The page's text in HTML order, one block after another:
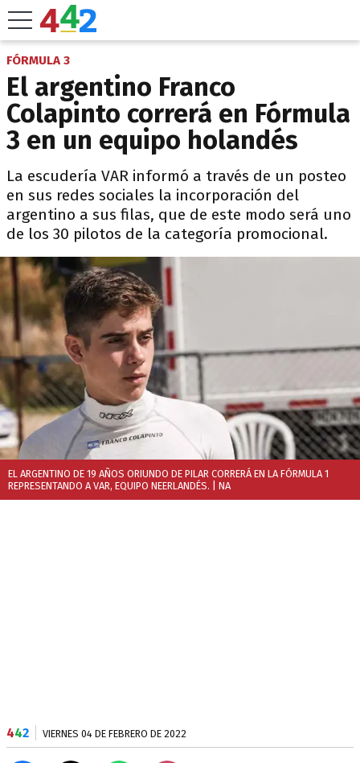
FÓRMULA 3
El argentino Franco
Colapinto correrá en Fórmula
3 en un equipo holandés
La escudería VAR informó a través de un posteo
en sus redes sociales la incorporación del
argentino a sus filas, que de este modo será uno
de los 30 pilotos de la categoría promocional.
EL ARGENTINO DE 19 AÑOS ORIUNDO DE PILAR CORRERÁ EN LA FÓRMULA 1
REPRESENTANDO A VAR, EQUIPO NEERLANDÉS. | NA
442 VIERNES 04 DE FEBRERO DE 2022